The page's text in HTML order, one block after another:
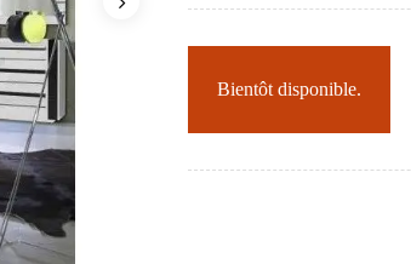
Bientôt disponible.